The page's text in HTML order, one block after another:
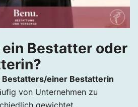
Bestatter oder
Bestatters/einer Bestatterin
von Unternehmen zu